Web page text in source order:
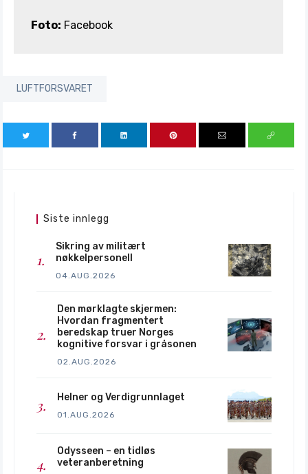
Foto: Facebook
LUFTFORSVARET
Siste innlegg
Sikring av militært
nøkkelpersonell
04.AUG.2026
Den mørklagte skjermen:
Hvordan fragmentert
beredskap truer Norges
kognitive forsvar i gråsonen
02.AUG.2026
Helner og Verdigrunnlaget
01.AUG.2026
Odysseen – en tidløs
veteranberetning